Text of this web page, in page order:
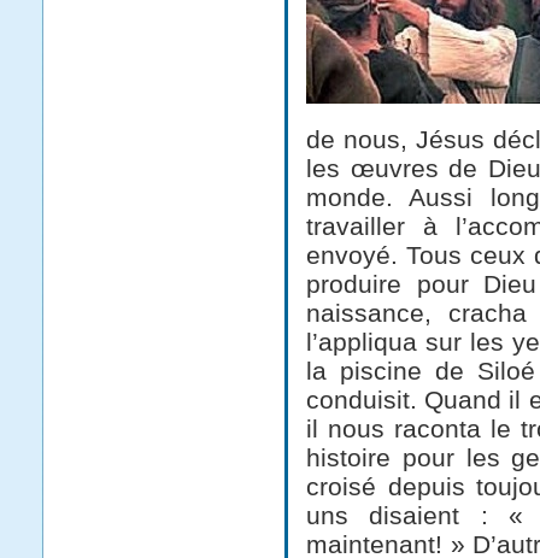
de nous, Jésus
les œuvres de
monde. Aussi
travailler à
envoyé. Tous ceux
produire pour
naissance,
l’appliqua sur les
la piscine de Siloé
conduisit. Quand il
il nous raconta le
histoire pour les
croisé depuis
uns disaient : «
maintenant! »